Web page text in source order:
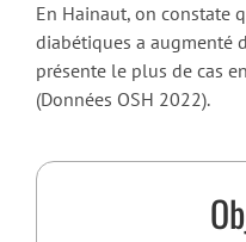
En Hainaut, on constate
diabétiques a augmenté
présente le plus de cas
(Données OSH 2022).